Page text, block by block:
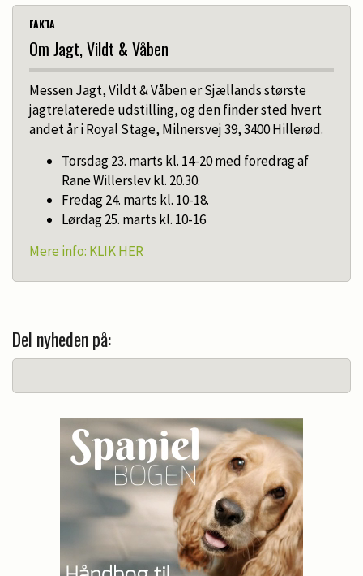
FAKTA
Om Jagt, Vildt & Våben
Messen Jagt, Vildt & Våben er Sjællands største
jagtrelaterede udstilling, og den finder sted hvert
andet år i Royal Stage, Milnersvej 39, 3400 Hillerød.
Torsdag 23. marts kl. 14-20 med foredrag af
Rane Willerslev kl. 20.30.
Fredag 24. marts kl. 10-18.
Lørdag 25. marts kl. 10-16
Mere info: KLIK HER
Del nyheden på: